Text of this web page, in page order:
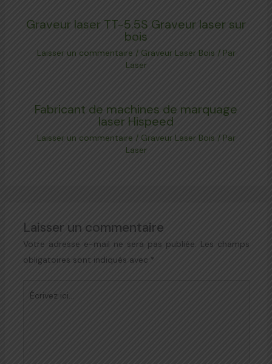
Graveur laser TT-5.5S Graveur laser sur
bois
Laisser un commentaire / Graveur Laser Bois / Par
Laser
Fabricant de machines de marquage
laser Hispeed
Laisser un commentaire / Graveur Laser Bois / Par
Laser
Laisser un commentaire
Votre adresse e-mail ne sera pas publiée.
Les champs
obligatoires sont indiqués avec *